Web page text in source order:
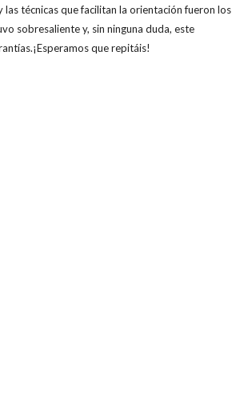
técnicas que facilitan la orientación fueron los
sobresaliente y, sin ninguna duda, este
que repitáis!